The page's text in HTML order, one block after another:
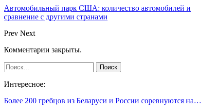
Автомобильный парк США: количество автомобилей и
сравнение с другими странами
Prev Next
Комментарии закрыты.
Интересное:
Более 200 гребцов из Беларуси и России соревнуются на…